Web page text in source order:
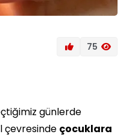
75
günlerde
çevresinde çocuklara